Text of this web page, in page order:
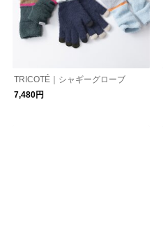
TRICOTÉ｜シャギーグローブ
7,480円